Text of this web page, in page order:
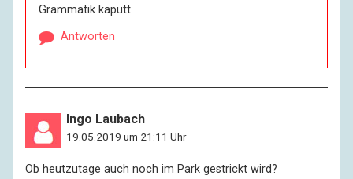
Grammatik kaputt.
Antworten
Ingo Laubach
19.05.2019 um 21:11 Uhr
Ob heutzutage auch noch im Park gestrickt wird?